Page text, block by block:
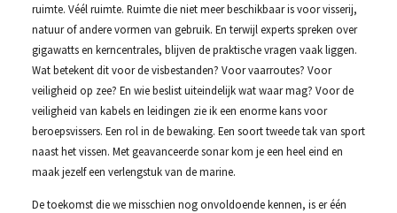
ruimte. Véél ruimte. Ruimte die niet meer beschikbaar is voor visserij,
natuur of andere vormen van gebruik. En terwijl experts spreken over
gigawatts en kerncentrales, blijven de praktische vragen vaak liggen.
Wat betekent dit voor de visbestanden? Voor vaarroutes? Voor
veiligheid op zee? En wie beslist uiteindelijk wat waar mag? Voor de
veiligheid van kabels en leidingen zie ik een enorme kans voor
beroepsvissers. Een rol in de bewaking. Een soort tweede tak van sport
naast het vissen. Met geavanceerde sonar kom je een heel eind en
maak jezelf een verlengstuk van de marine.
De toekomst die we misschien nog onvoldoende kennen, is er één